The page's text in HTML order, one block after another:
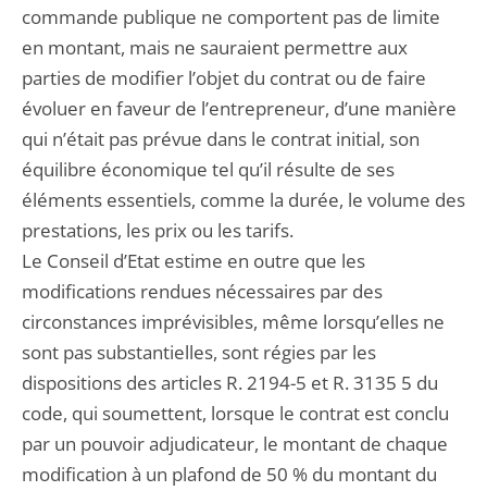
commande publique ne comportent pas de limite
en montant, mais ne sauraient permettre aux
parties de modifier l’objet du contrat ou de faire
évoluer en faveur de l’entrepreneur, d’une manière
qui n’était pas prévue dans le contrat initial, son
équilibre économique tel qu’il résulte de ses
éléments essentiels, comme la durée, le volume des
prestations, les prix ou les tarifs.
Le Conseil d’Etat estime en outre que les
modifications rendues nécessaires par des
circonstances imprévisibles, même lorsqu’elles ne
sont pas substantielles, sont régies par les
dispositions des articles R. 2194-5 et R. 3135 5 du
code, qui soumettent, lorsque le contrat est conclu
par un pouvoir adjudicateur, le montant de chaque
modification à un plafond de 50 % du montant du